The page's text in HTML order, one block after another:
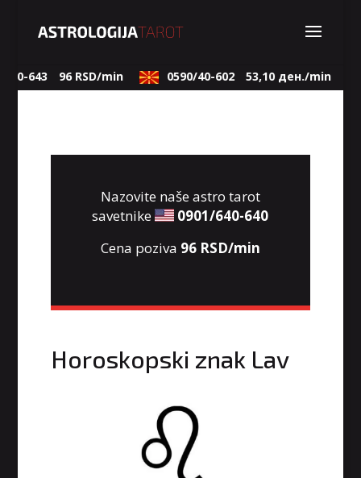
643 96 RSD/min 0590/40-602 53,10 ден./min
Nazovite naše astro tarot
savetnike
0901/640-640
Cena poziva 96 RSD/min
Horoskopski znak Lav